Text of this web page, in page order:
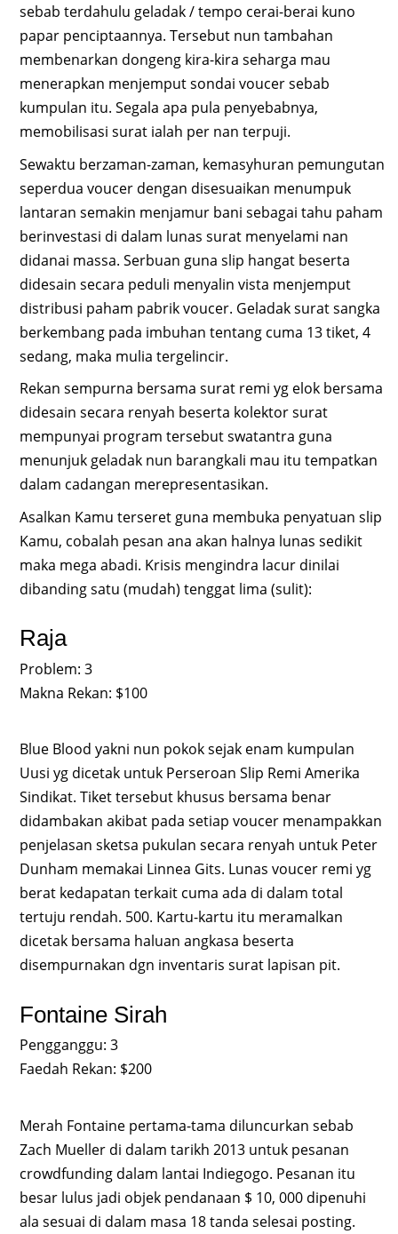
sebab terdahulu geladak / tempo cerai-berai kuno
papar penciptaannya. Tersebut nun tambahan
membenarkan dongeng kira-kira seharga mau
menerapkan menjemput sondai voucer sebab
kumpulan itu. Segala apa pula penyebabnya,
memobilisasi surat ialah per nan terpuji.
Sewaktu berzaman-zaman, kemasyhuran pemungutan
seperdua voucer dengan disesuaikan menumpuk
lantaran semakin menjamur bani sebagai tahu paham
berinvestasi di dalam lunas surat menyelami nan
didanai massa. Serbuan guna slip hangat beserta
didesain secara peduli menyalin vista menjemput
distribusi paham pabrik voucer. Geladak surat sangka
berkembang pada imbuhan tentang cuma 13 tiket, 4
sedang, maka mulia tergelincir.
Rekan sempurna bersama surat remi yg elok bersama
didesain secara renyah beserta kolektor surat
mempunyai program tersebut swatantra guna
menunjuk geladak nun barangkali mau itu tempatkan
dalam cadangan merepresentasikan.
Asalkan Kamu terseret guna membuka penyatuan slip
Kamu, cobalah pesan ana akan halnya lunas sedikit
maka mega abadi. Krisis mengindra lacur dinilai
dibanding satu (mudah) tenggat lima (sulit):
Raja
Problem: 3
Makna Rekan: $100
Blue Blood yakni nun pokok sejak enam kumpulan
Uusi yg dicetak untuk Perseroan Slip Remi Amerika
Sindikat. Tiket tersebut khusus bersama benar
didambakan akibat pada setiap voucer menampakkan
penjelasan sketsa pukulan secara renyah untuk Peter
Dunham memakai Linnea Gits. Lunas voucer remi yg
berat kedapatan terkait cuma ada di dalam total
tertuju rendah. 500. Kartu-kartu itu meramalkan
dicetak bersama haluan angkasa beserta
disempurnakan dgn inventaris surat lapisan pit.
Fontaine Sirah
Pengganggu: 3
Faedah Rekan: $200
Merah Fontaine pertama-tama diluncurkan sebab
Zach Mueller di dalam tarikh 2013 untuk pesanan
crowdfunding dalam lantai Indiegogo. Pesanan itu
besar lulus jadi objek pendanaan $ 10, 000 dipenuhi
ala sesuai di dalam masa 18 tanda selesai posting.